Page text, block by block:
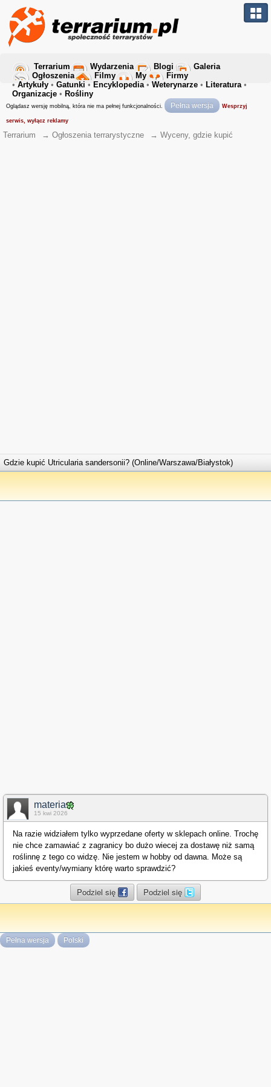
Terrarium Wydarzenia Blogi
Galeria
Ogłoszenia
Filmy My
Firmy
• Artykuły • Gatunki • Encyklopedia• Weterynarze • Literatura•
Organizacje • Rośliny
Oglądasz wersję mobilną, która nie ma pełnej funkcjonalności. Pełna wersja Wesprzyj
serwis, wyłącz reklamy
Terrarium → Ogłoszenia terrarystyczne → Wyceny, gdzie kupić
Gdzie kupić Utricularia sandersonii? (Online/Warszawa/Białystok)
materia
15 kwi 2026
Na razie widziałem tylko wyprzedane oferty w sklepach online. Trochę
nie chce zamawiać z zagranicy bo dużo wiecej za dostawę niż samą
roślinnę z tego co widzę. Nie jestem w hobby od dawna. Może są
jakieś eventy/wymiany którę warto sprawdzić?
Podziel się Podziel się
Pełna wersja Polski